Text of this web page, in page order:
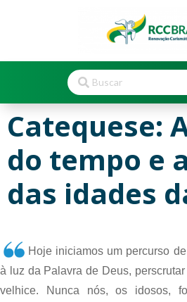
Catequese:
do tempo e
das idades
Hoje iniciamos um percurso
à luz da Palavra de Deus,
velhice. Nunca nós, os idosos,